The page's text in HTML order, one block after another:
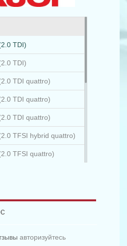
TDI)
TDI)
TDI quattro)
TDI quattro)
TDI quattro)
TFSI hybrid quattro)
TFSI quattro)
TFSI quattro)
TDI quattro)
авторизуйтесь